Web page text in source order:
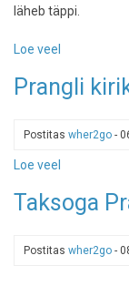
läheb täppi.
Loe veel
käis
Pranglil
Prangli
Postitas wher2go -
Loe veel
kirik
Taksoga
Postitas wher2go -